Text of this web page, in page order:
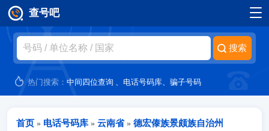
跳转到主要内容
查号吧
热门搜索：中间四位查询 、 电话号码库、骗子号码
当前位置
首页 » 电话号码库 » 云南省 » 德宏傣族景颇族自治州